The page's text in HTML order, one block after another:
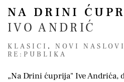
NA DRINI
IVO ANDRIĆ
KLASICI , NOVI NASLOVI
RE:PUBLIKA
„Na Drini ćuprija" Ive Andrića,